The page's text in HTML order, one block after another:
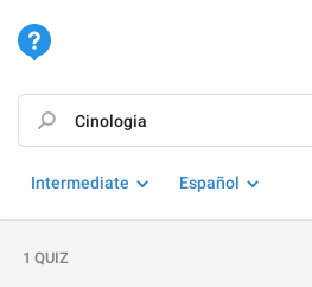
Intermediate Español
1 QUIZ